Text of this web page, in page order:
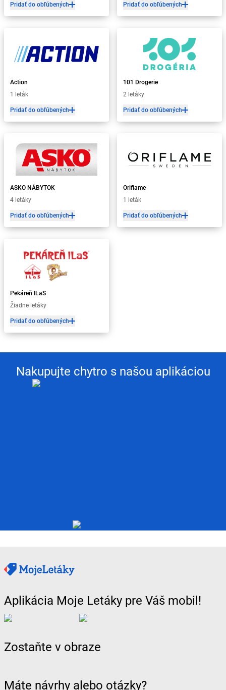
Pridať do obľúbených Pridať do obľúbených
Action
1 leták
Pridať do obľúbených
101 Drogerie
2 letáky
Pridať do obľúbených
ASKO NÁBYTOK
4 letáky
Pridať do obľúbených
Oriflame
1 leták
Pridať do obľúbených
Pekáreň ILaS
Žiadne letáky
Pridať do obľúbených
Nakupujte chytro s našou aplikáciou
Aplikácia Moje Letáky pre Váš mobil!
Zostaňte v obraze
Máte návrhy alebo otázky?